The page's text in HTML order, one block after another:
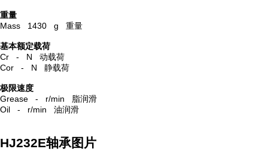
重量
Mass 1430 g 重量
基本额定载荷
Cr - N 动载荷
Cor - N 静载荷
极限速度
Grease - r/min 脂润滑
Oil - r/min 油润滑
HJ232E轴承图片